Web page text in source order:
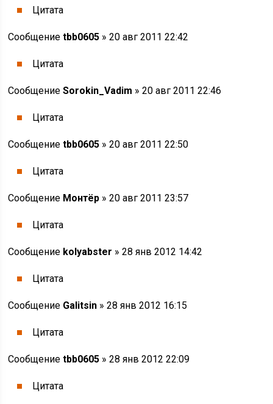
Цитата
Сообщениеtbb0605 » 20 авг 2011 22:42
Цитата
СообщениеSorokin_Vadim » 20 авг 2011 22:46
Цитата
Сообщениеtbb0605 » 20 авг 2011 22:50
Цитата
Сообщение Монтёр » 20 авг 2011 23:57
Цитата
Сообщение kolyabster » 28 янв 2012 14:42
Цитата
Сообщение Galitsin » 28 янв 2012 16:15
Цитата
Сообщениеtbb0605 » 28 янв 2012 22:09
Цитата